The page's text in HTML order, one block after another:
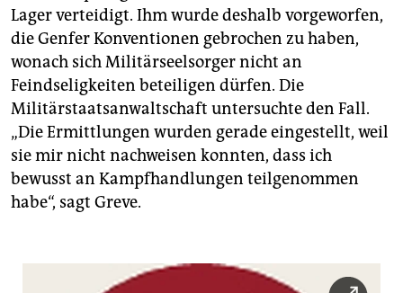
Lager verteidigt. Ihm wurde deshalb vorgeworfen,
die Genfer Konventionen gebrochen zu haben,
wonach sich Militärseelsorger nicht an
Feindseligkeiten beteiligen dürfen. Die
Militärstaatsanwaltschaft untersuchte den Fall.
„Die Ermittlungen wurden gerade eingestellt, weil
sie mir nicht nachweisen konnten, dass ich
bewusst an Kampfhandlungen teilgenommen
habe“, sagt Greve.